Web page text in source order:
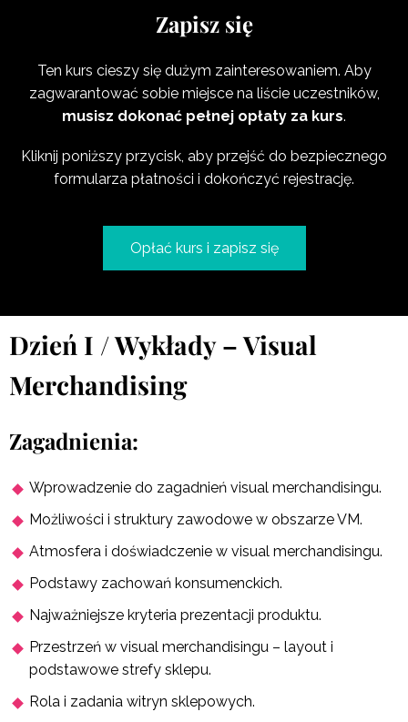
Zapisz się
Ten kurs cieszy się dużym zainteresowaniem. Aby
zagwarantować sobie miejsce na liście uczestników,
musisz dokonać pełnej opłaty za kurs.
Kliknij poniższy przycisk, aby przejść do bezpiecznego
formularza płatności i dokończyć rejestrację.
Opłać kurs i zapisz się
Dzień I / Wykłady – Visual
Merchandising
Zagadnienia:
Wprowadzenie do zagadnień visual merchandisingu.
Możliwości i struktury zawodowe w obszarze VM.
Atmosfera i doświadczenie w visual merchandisingu.
Podstawy zachowań konsumenckich.
Najważniejsze kryteria prezentacji produktu.
Przestrzeń w visual merchandisingu – layout i
podstawowe strefy sklepu.
Rola i zadania witryn sklepowych.